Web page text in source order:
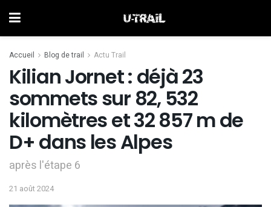
Accueil Blog de trail Actu Trail
Kilian Jornet : déjà 23
sommets sur 82, 532
kilomètres et 32 857 m de
D+ dans les Alpes
après l'étape 6
21 août 2024